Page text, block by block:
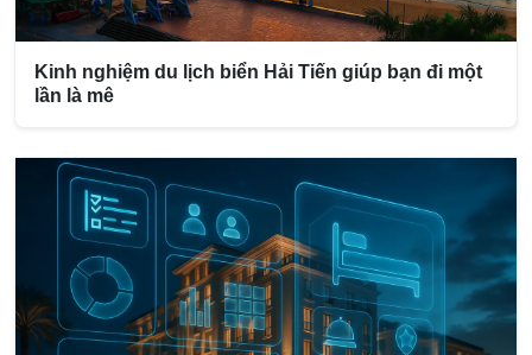
Kinh nghiệm du lịch biển Hải Tiến giúp bạn đi một
lần là mê